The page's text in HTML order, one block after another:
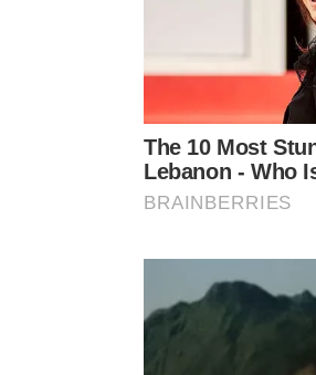
Esse planejamento
desenho do arco. Como
surpreendente sensação